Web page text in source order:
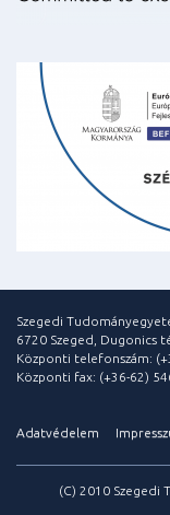
Szegedi
6720 Szeged, Dugonics
Központi telefonszám:
Központi fax: (+36-62)
Adatvédelem
(C) 2010 Szegedi